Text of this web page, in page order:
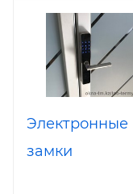
Электронные
замки